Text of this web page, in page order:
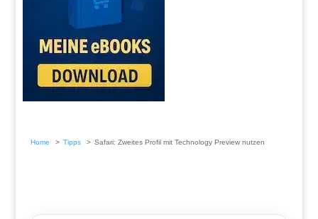
Home Tipps Safari: Zweites Profil mit Technology Preview nutzen